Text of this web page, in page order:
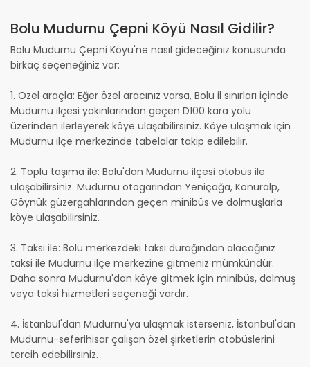
Bolu Mudurnu Çepni Köyü Nasıl Gidilir?
Bolu Mudurnu Çepni Köyü'ne nasıl gideceğiniz konusunda
birkaç seçeneğiniz var:
1. Özel araçla: Eğer özel aracınız varsa, Bolu il sınırları içinde
Mudurnu ilçesi yakınlarından geçen D100 kara yolu
üzerinden ilerleyerek köye ulaşabilirsiniz. Köye ulaşmak için
Mudurnu ilçe merkezinde tabelalar takip edilebilir.
2. Toplu taşıma ile: Bolu'dan Mudurnu ilçesi otobüs ile
ulaşabilirsiniz. Mudurnu otogarından Yeniçağa, Konuralp,
Göynük güzergahlarından geçen minibüs ve dolmuşlarla
köye ulaşabilirsiniz.
3. Taksi ile: Bolu merkezdeki taksi durağından alacağınız
taksi ile Mudurnu ilçe merkezine gitmeniz mümkündür.
Daha sonra Mudurnu'dan köye gitmek için minibüs, dolmuş
veya taksi hizmetleri seçeneği vardır.
4. İstanbul'dan Mudurnu'ya ulaşmak isterseniz, İstanbul'dan
Mudurnu-seferihisar çalışan özel şirketlerin otobüslerini
tercih edebilirsiniz.